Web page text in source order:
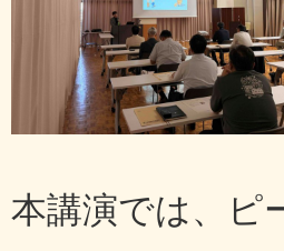
本講演では、ピ